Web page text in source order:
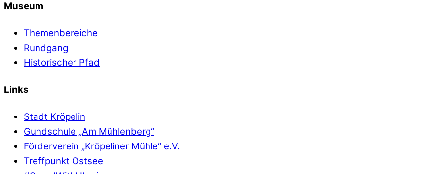
Museum
Themenbereiche
Rundgang
Historischer Pfad
Links
Stadt Kröpelin
Gundschule „Am Mühlenberg“
Förderverein „Kröpeliner Mühle“ e.V.
Treffpunkt Ostsee